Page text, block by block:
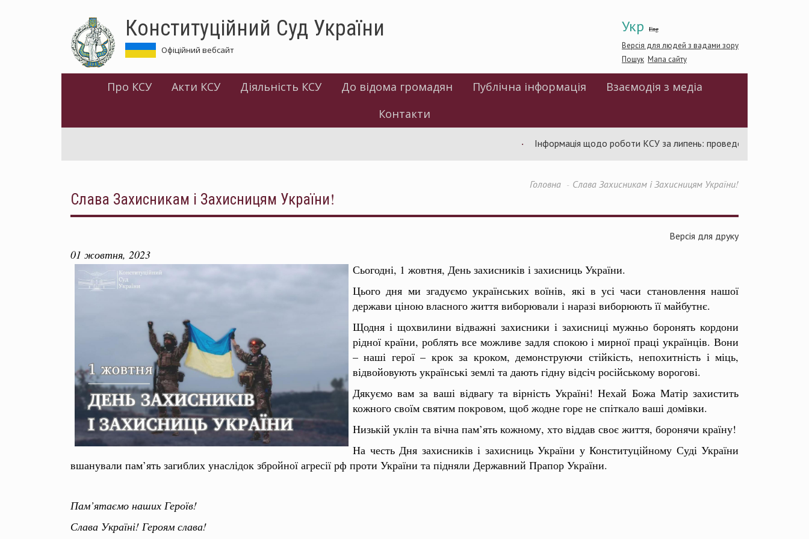
Укр Eng
Версія для людей з вадами зору
Пошук Мапа сайту
Конституційний Суд України
Офіційний вебсайт
Про КСУ Акти КСУ Діяльність КСУ До відома громадян Публічна інформація
Взаємодія з медіа
Контакти
Інформація щодо роботи КСУ за липень: проведено 94 засідання та
Головна Слава Захисникам і Захисницям України!
Слава Захисникам і Захисницям України!
Версія для друку
01 жовтня, 2023
Сьогодні, 1 жовтня, День захисників і захисниць України.
Цього дня ми згадуємо українських воїнів, які в усі часи становлення нашої
держави ціною власного життя виборювали і наразі виборюють її майбутнє.
Щодня і щохвилини відважні захисники і захисниці мужньо боронять кордони
рідної країни, роблять все можливе задля спокою і мирної праці українців. Вони
– наші герої – крок за кроком, демонструючи стійкість, непохитність і міць,
відвойовують українські землі та дають гідну відсіч російському ворогові.
Дякуємо вам за ваші відвагу та вірність Україні! Нехай Божа Матір захистить
кожного своїм святим покровом, щоб жодне горе не спіткало ваші домівки.
Низькій уклін та вічна пам’ять кожному, хто віддав своє життя, боронячи країну!
На честь Дня захисників і захисниць України у Конституційному Суді України
вшанували пам’ять загиблих унаслідок збройної агресії рф проти України та підняли Державний Прапор України.
Пам’ятаємо наших Героїв!
Слава Україні! Героям слава!